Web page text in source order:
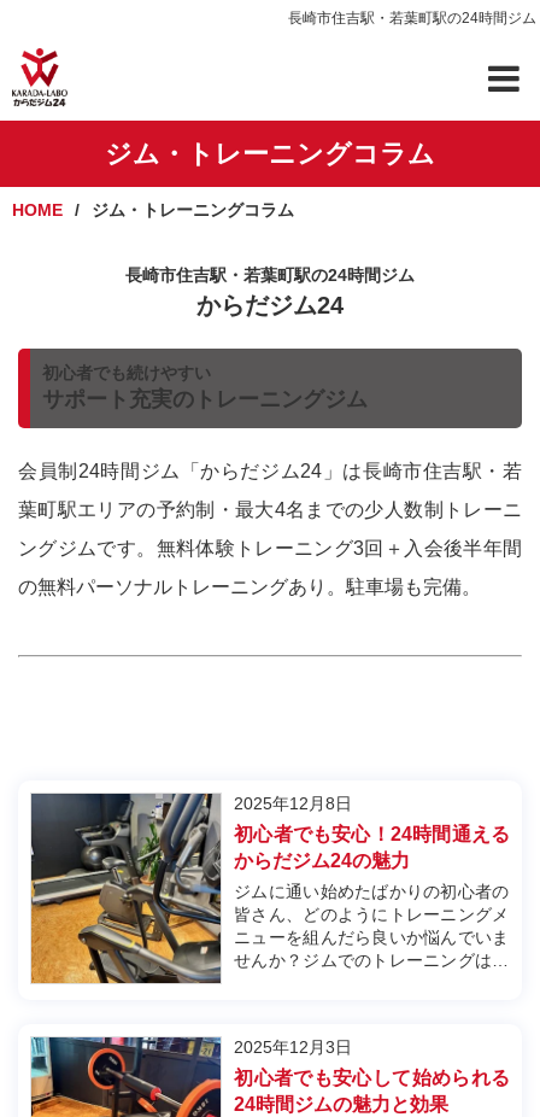
長崎市住吉駅・若葉町駅の24時間ジム
ジム・トレーニングコラム
HOME ジム・トレーニングコラム
長崎市住吉駅・若葉町駅の24時間ジム
からだジム24
初心者でも続けやすい
サポート充実のトレーニングジム
会員制24時間ジム「からだジム24」は長崎市住吉駅・若
葉町駅エリアの予約制・最大4名までの少人数制トレーニ
ングジムです。無料体験トレーニング3回＋入会後半年間
の無料パーソナルトレーニングあり。駐車場も完備。
初心者でも安心！24時間通える
からだジム24の魅力
2025年12月8日
ジムに通い始めたばかりの初心者の
皆さん、どのようにトレーニングメ
ニューを組んだら良いか悩んでいま
せんか？ジムでのトレーニングは、
どの順番で行うべきかが分からない
ことが多いでしょう。そこで、今回
は初...
初心者でも安心して始められる
24時間ジムの魅力と効果
2025年12月3日